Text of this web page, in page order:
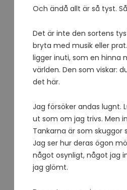
Och ändå allt är så tyst.
Det är inte den sortens
bryta med musik eller
ligger inuti, som en hinna
världen. Den som viskar:
det här.
Jag försöker andas lugnt.
ut som om jag trivs. Men
Tankarna är som skuggor
Jag ser hur deras ögon
något osynligt, något jag
jag glömt.